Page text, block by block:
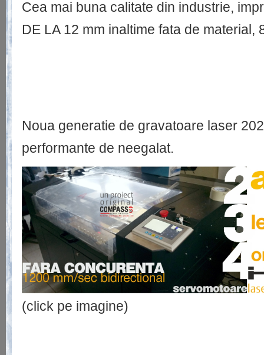
Cea mai buna calitate din industrie,
DE LA 12 mm inaltime fata de material,
Noua generatie de gravatoare laser
performante de neegalat.
(click pe imagine)